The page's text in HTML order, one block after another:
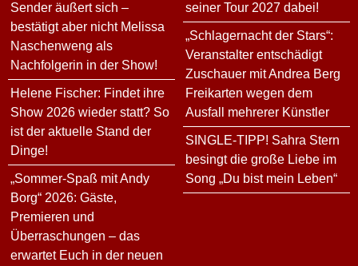
Sender äußert sich –
bestätigt aber nicht Melissa
Naschenweng als
Nachfolgerin in der Show!
Helene Fischer: Findet ihre
Show 2026 wieder statt? So
ist der aktuelle Stand der
Dinge!
„Sommer-Spaß mit Andy
Borg“ 2026: Gäste,
Premieren und
Überraschungen – das
erwartet Euch in der neuen
seiner Tour 2027 dabei!
„Schlagernacht der Stars“:
Veranstalter entschädigt
Zuschauer mit Andrea Berg
Freikarten wegen dem
Ausfall mehrerer Künstler
SINGLE-TIPP! Sahra Stern
besingt die große Liebe im
Song „Du bist mein Leben“